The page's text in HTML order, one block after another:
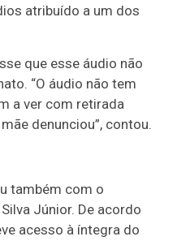
atribuído a um dos
que esse áudio não
“O áudio não tem
a ver com retirada
denunciou”, contou.
também com o
Júnior. De acordo
acesso à íntegra do